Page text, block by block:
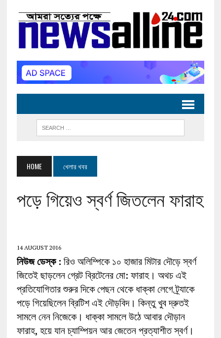
HOME খেলার খবর
পড়ে গিয়েও স্বর্ণ জিতলেন ফারাহ
14 AUGUST 2016
নিউজ ডেস্ক : রিও অলিম্পিকে ১০ হাজার মিটার দৌড়ে স্বর্ণ
জিতেই ছাড়লেন গ্রেট ব্রিটেনের মো: ফারাহ। অথচ এই
প্রতিযোগিতার শুরুর দিকে পেছন থেকে ধাক্কা লেগে ট্র্যাকে
পড়ে গিয়েছিলেন ব্রিটিশ এই দৌড়বিদ। কিন্তু খুব দ্রুতই
সামলে নেন নিজেকে। ধাক্কা সামলে উঠে আবার দৌড়ান
ফারাহ, হয়ে যান চ্যাম্পিয়ন আর জেতেন প্রত্যাশীত স্বর্ণ।